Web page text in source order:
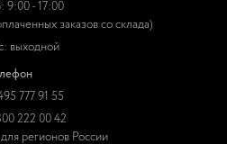
9:00 - 17:00
заказов со склада)
выходной
777 91 55
222 00 42
регионов России